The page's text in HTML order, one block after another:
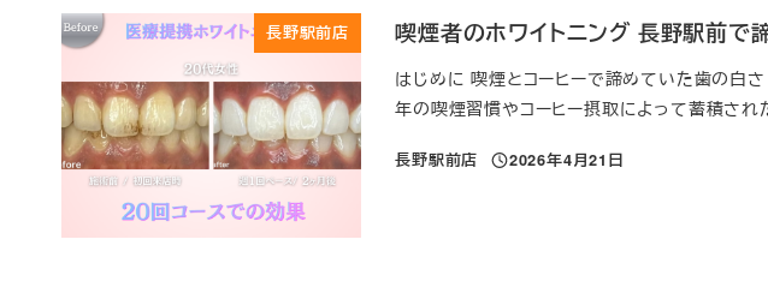
長野駅前店 喫煙者のホワイトニング 長野駅前で
はじめに 喫煙とコーヒーで諦めていた歯の白さ
年の喫煙習慣やコーヒー摂取によって蓄積さ
長野駅前店
投稿日
2026年4月21日